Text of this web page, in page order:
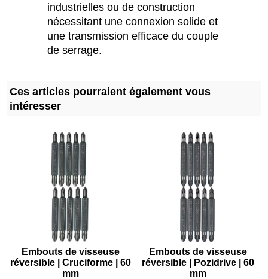
industrielles ou de construction
nécessitant une connexion solide et
une transmission efficace du couple
de serrage.
Ces articles pourraient également vous
intéresser
Embouts de visseuse
réversible | Cruciforme | 60
mm
Embouts de visseuse
réversible | Pozidrive | 60
mm